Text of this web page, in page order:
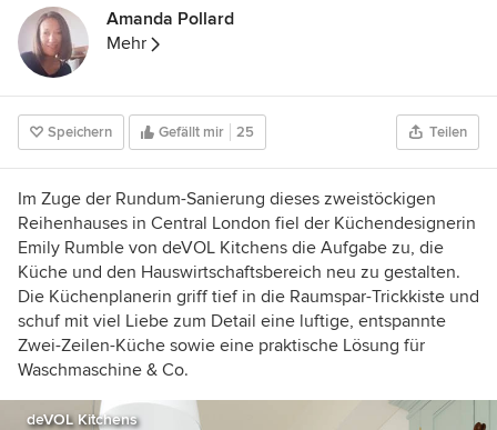
Amanda Pollard
Mehr
Speichern Gefällt mir 25 Teilen
Im Zuge der Rundum-Sanierung dieses zweistöckigen
Reihenhauses in Central London fiel der Küchendesignerin
Emily Rumble von deVOL Kitchens die Aufgabe zu, die
Küche und den Hauswirtschaftsbereich neu zu gestalten.
Die Küchenplanerin griff tief in die Raumspar-Trickkiste und
schuf mit viel Liebe zum Detail eine luftige, entspannte
Zwei-Zeilen-Küche sowie eine praktische Lösung für
Waschmaschine & Co.
deVOL Kitchens